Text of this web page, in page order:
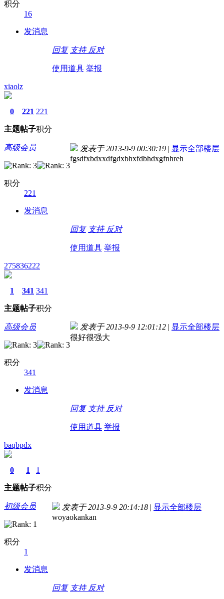
积分
16
发消息
回复 支持 反对
使用道具 举报
xiaolz
0
主题
221
帖子
221
积分
高级会员
积分
221
发消息
发表于 2013-9-9 00:30:19 | 显示全部楼层
fgsdfxbdxxdfgdxbhxfdbhdxgfnhreh
回复 支持 反对
使用道具 举报
275836222
1
主题
341
帖子
341
积分
高级会员
积分
341
发消息
发表于 2013-9-9 12:01:12 | 显示全部楼层
很好很强大
回复 支持 反对
使用道具 举报
baqbpdx
0
主题
1
帖子
1
积分
初级会员
积分
1
发消息
发表于 2013-9-9 20:14:18 | 显示全部楼层
woyaokankan
回复 支持 反对